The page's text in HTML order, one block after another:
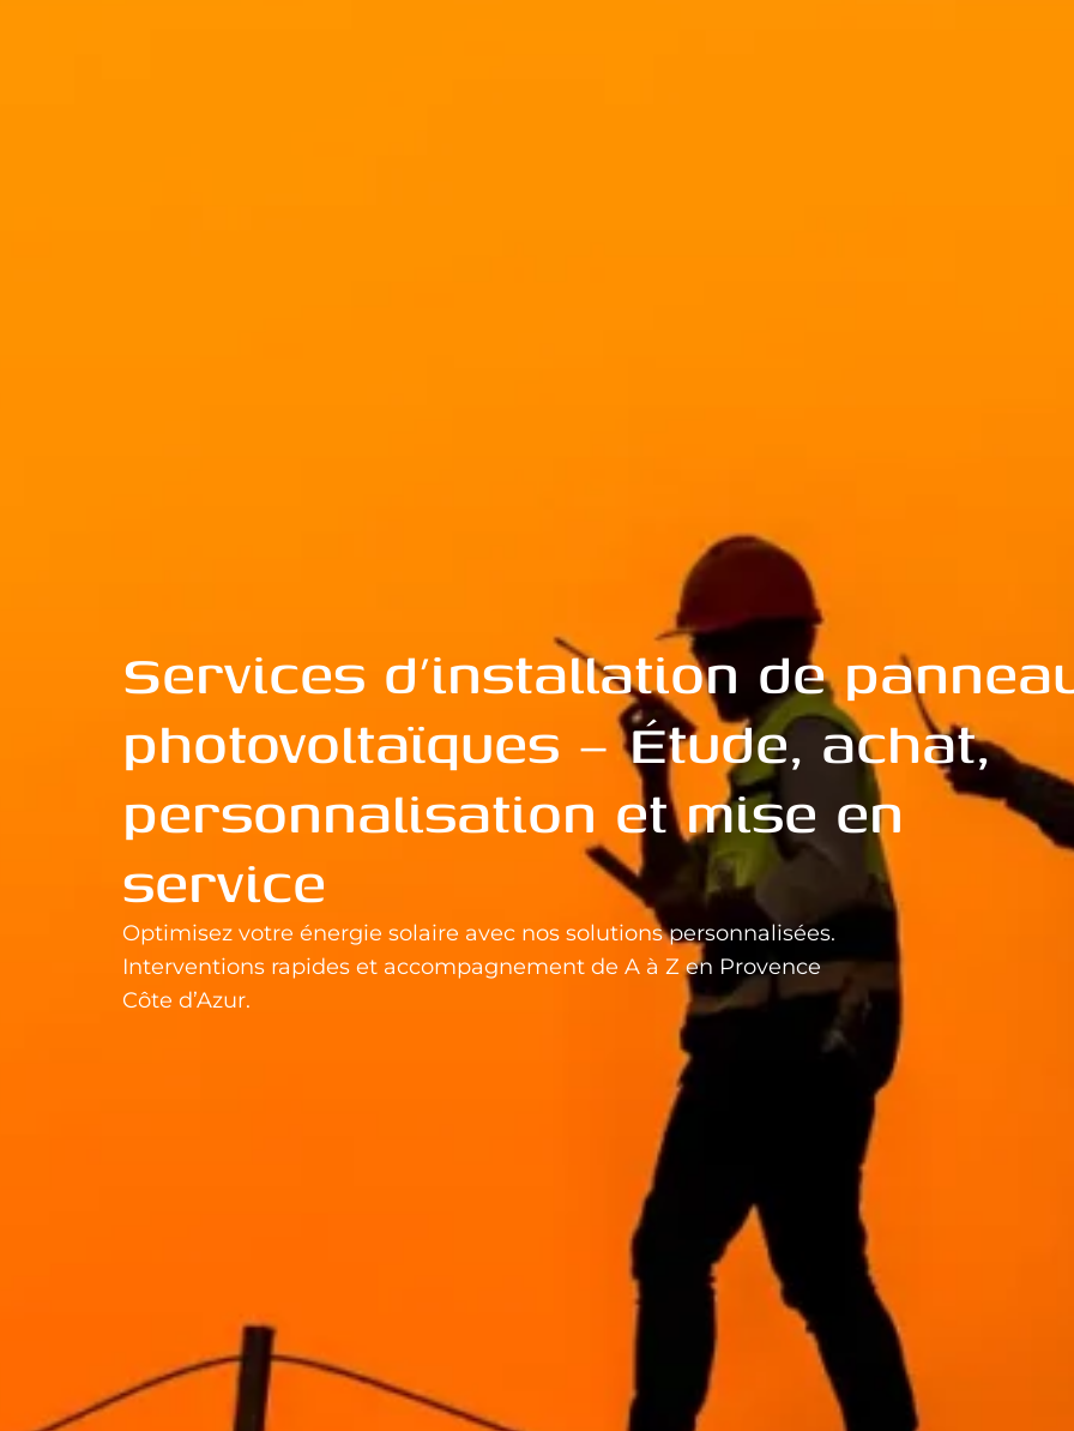
Services d’installation de
photovoltaïques – Étude, achat,
personnalisation et mise en
service
Optimisez votre énergie solaire avec nos solutions personnalisées.
Interventions rapides et accompagnement de A à Z en Provence
Côte d’Azur.